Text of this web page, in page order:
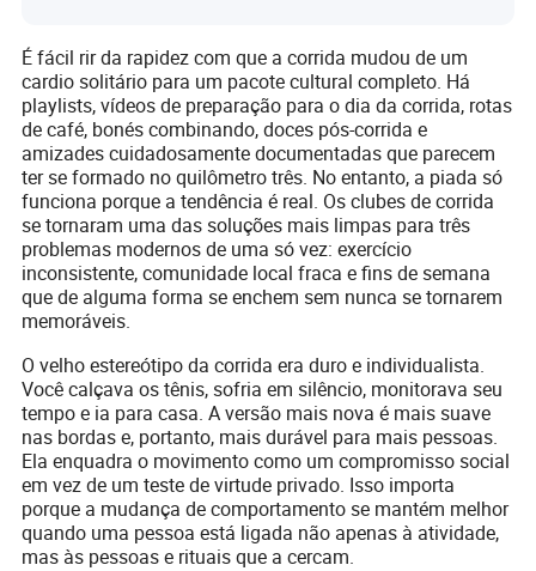
É fácil rir da rapidez com que a corrida mudou de um
cardio solitário para um pacote cultural completo. Há
playlists, vídeos de preparação para o dia da corrida, rotas
de café, bonés combinando, doces pós-corrida e
amizades cuidadosamente documentadas que parecem
ter se formado no quilômetro três. No entanto, a piada só
funciona porque a tendência é real. Os clubes de corrida
se tornaram uma das soluções mais limpas para três
problemas modernos de uma só vez: exercício
inconsistente, comunidade local fraca e fins de semana
que de alguma forma se enchem sem nunca se tornarem
memoráveis.
O velho estereótipo da corrida era duro e individualista.
Você calçava os tênis, sofria em silêncio, monitorava seu
tempo e ia para casa. A versão mais nova é mais suave
nas bordas e, portanto, mais durável para mais pessoas.
Ela enquadra o movimento como um compromisso social
em vez de um teste de virtude privado. Isso importa
porque a mudança de comportamento se mantém melhor
quando uma pessoa está ligada não apenas à atividade,
mas às pessoas e rituais que a cercam.